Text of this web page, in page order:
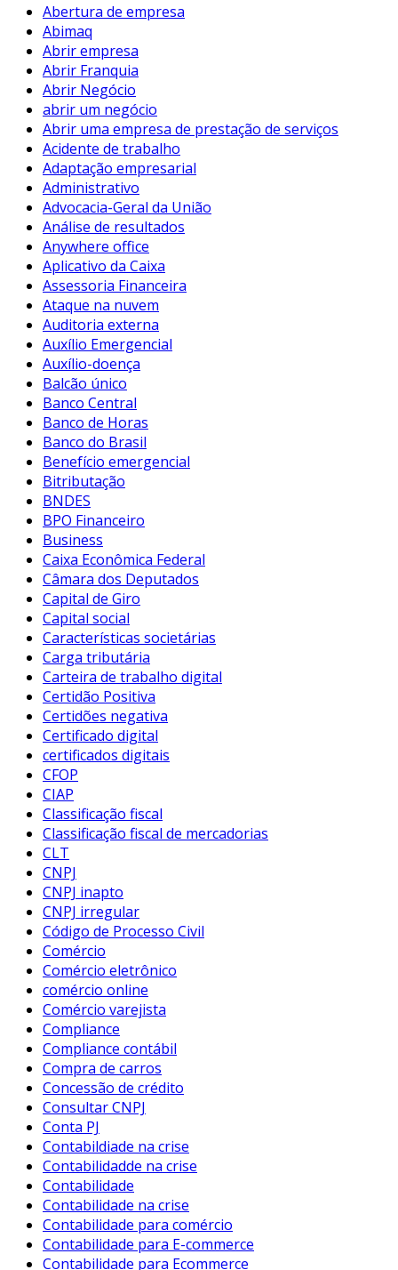
Abertura de empresa
Abimaq
Abrir empresa
Abrir Franquia
Abrir Negócio
abrir um negócio
Abrir uma empresa de prestação de serviços
Acidente de trabalho
Adaptação empresarial
Administrativo
Advocacia-Geral da União
Análise de resultados
Anywhere office
Aplicativo da Caixa
Assessoria Financeira
Ataque na nuvem
Auditoria externa
Auxílio Emergencial
Auxílio-doença
Balcão único
Banco Central
Banco de Horas
Banco do Brasil
Benefício emergencial
Bitributação
BNDES
BPO Financeiro
Business
Caixa Econômica Federal
Câmara dos Deputados
Capital de Giro
Capital social
Características societárias
Carga tributária
Carteira de trabalho digital
Certidão Positiva
Certidões negativa
Certificado digital
certificados digitais
CFOP
CIAP
Classificação fiscal
Classificação fiscal de mercadorias
CLT
CNPJ
CNPJ inapto
CNPJ irregular
Código de Processo Civil
Comércio
Comércio eletrônico
comércio online
Comércio varejista
Compliance
Compliance contábil
Compra de carros
Concessão de crédito
Consultar CNPJ
Conta PJ
Contabildiade na crise
Contabilidadde na crise
Contabilidade
Contabilidade na crise
Contabilidade para comércio
Contabilidade para E-commerce
Contabilidade para Ecommerce